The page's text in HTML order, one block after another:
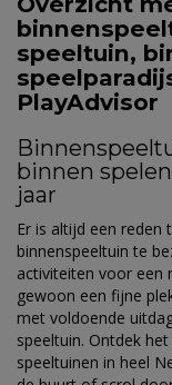
speeltuin,
PlayAdvisor
binnen
jaar
Er is altijd een
binnenspeeltuin te
activiteiten voor een
gewoon een fijne
met voldoende
speeltuin. Ontdek het
speeltuinen in heel